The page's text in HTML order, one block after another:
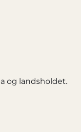
og landsholdet.